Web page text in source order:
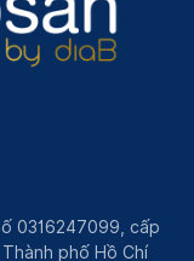
0316247099, cấp
phố Hồ Chí